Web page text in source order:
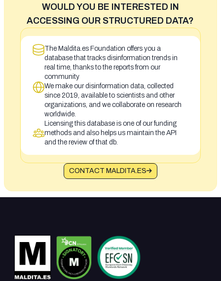
WOULD YOU BE INTERESTED IN
ACCESSING OUR STRUCTURED DATA?
The Maldita.es Foundation offers you a
database that tracks disinformation trends in
real time, thanks to the reports from our
community
We make our disinformation data, collected
since 2019, available to scientists and other
organizations, and we collaborate on research
worldwide.
Licensing this database is one of our funding
methods and also helps us maintain the API
and the review of that db.
CONTACT MALDITA.ES